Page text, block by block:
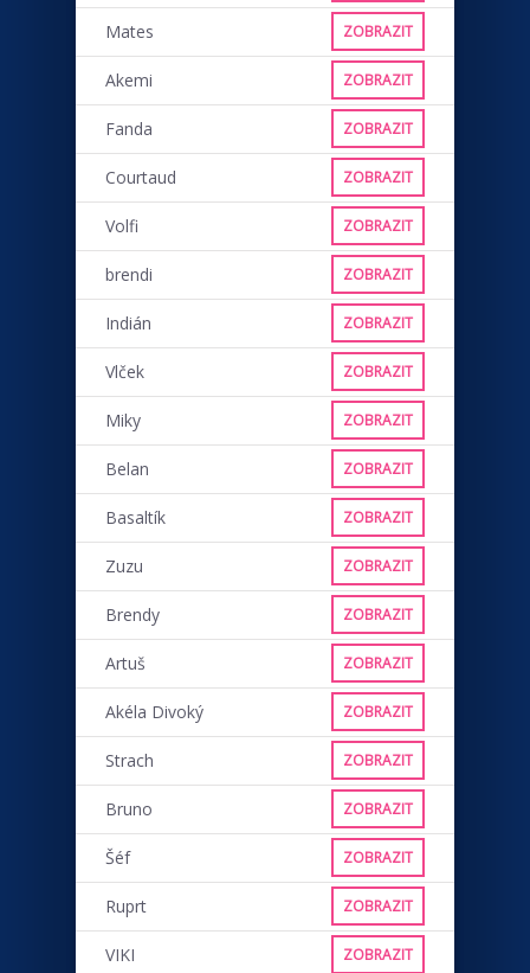
Mates ZOBRAZIT
Akemi ZOBRAZIT
Fanda ZOBRAZIT
Courtaud ZOBRAZIT
Volfi ZOBRAZIT
brendi ZOBRAZIT
Indián ZOBRAZIT
Vlček ZOBRAZIT
Miky ZOBRAZIT
Belan ZOBRAZIT
Basaltík ZOBRAZIT
Zuzu ZOBRAZIT
Brendy ZOBRAZIT
Artuš ZOBRAZIT
Akéla Divoký ZOBRAZIT
Strach ZOBRAZIT
Bruno ZOBRAZIT
Šéf ZOBRAZIT
Ruprt ZOBRAZIT
VIKI ZOBRAZIT